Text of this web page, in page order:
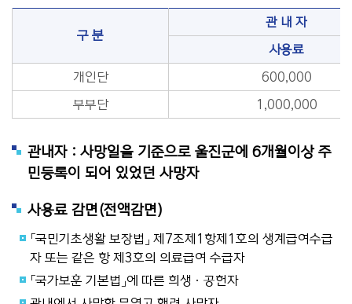
구 분
관 내 자
사용료
개인단
600,000
부부단
1,000,000
관내자 : 사망일을 기준으로 울진군에 6개월이상 주
민등록이 되어 있었던 사망자
사용료 감면(전액감면)
「국민기초생활 보장법」 제7조제1항제1호의 생계급여수급
자 또는 같은 항 제3호의 의료급여 수급자
「국가보훈 기본법」에 따른 희생ㆍ공헌자